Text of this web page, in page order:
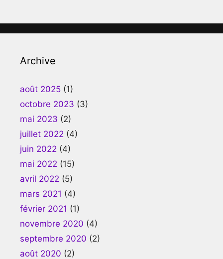
Archive
août 2025 (1)
octobre 2023 (3)
mai 2023 (2)
juillet 2022 (4)
juin 2022 (4)
mai 2022 (15)
avril 2022 (5)
mars 2021 (4)
février 2021 (1)
novembre 2020 (4)
septembre 2020 (2)
août 2020 (2)